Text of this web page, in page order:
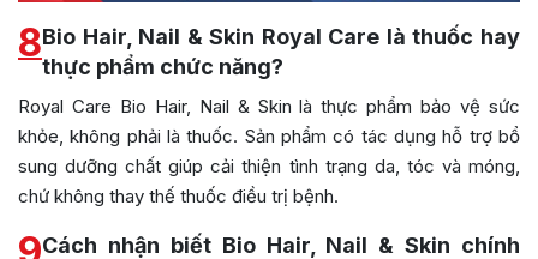
8Bio Hair, Nail & Skin Royal Care là thuốc hay
thực phẩm chức năng?
Royal Care Bio Hair, Nail & Skin là thực phẩm bảo vệ sức
khỏe, không phải là thuốc. Sản phẩm có tác dụng hỗ trợ bổ
sung dưỡng chất giúp cải thiện tình trạng da, tóc và móng,
chứ không thay thế thuốc điều trị bệnh.
Cách nhận biết Bio Hair, Nail & Skin chính